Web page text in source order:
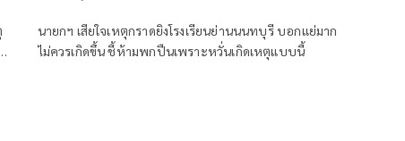
นายกฯ เสียใจเหตุกราดยิงโรงเรียนย่านนนทบุรี บอกแย่มาก
ไม่ควรเกิดขึ้น ชี้ห้ามพกปืนเพราะหวั่นเกิดเหตุแบบนี้